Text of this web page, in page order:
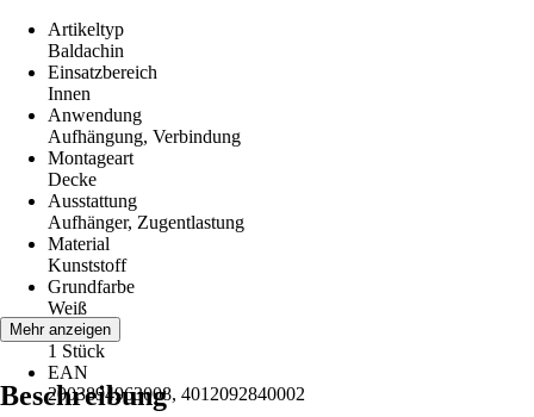
Artikeltyp
Baldachin
Einsatzbereich
Innen
Anwendung
Aufhängung, Verbindung
Montageart
Decke
Ausstattung
Aufhänger, Zugentlastung
Material
Kunststoff
Grundfarbe
Weiß
Inhalt
1 Stück
EAN
2003894963008, 4012092840002
Mehr anzeigen
Beschreibung